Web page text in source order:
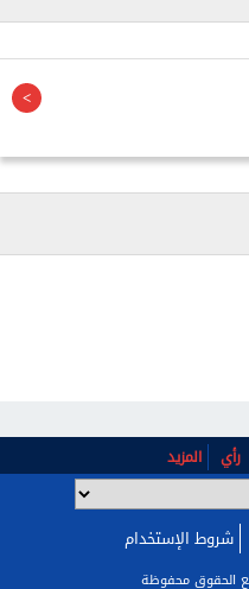
على أمنها
هذا التصعيد الخطير
الرامية إلى التهدئة.
رأي المزيد
شروط الإستخدام